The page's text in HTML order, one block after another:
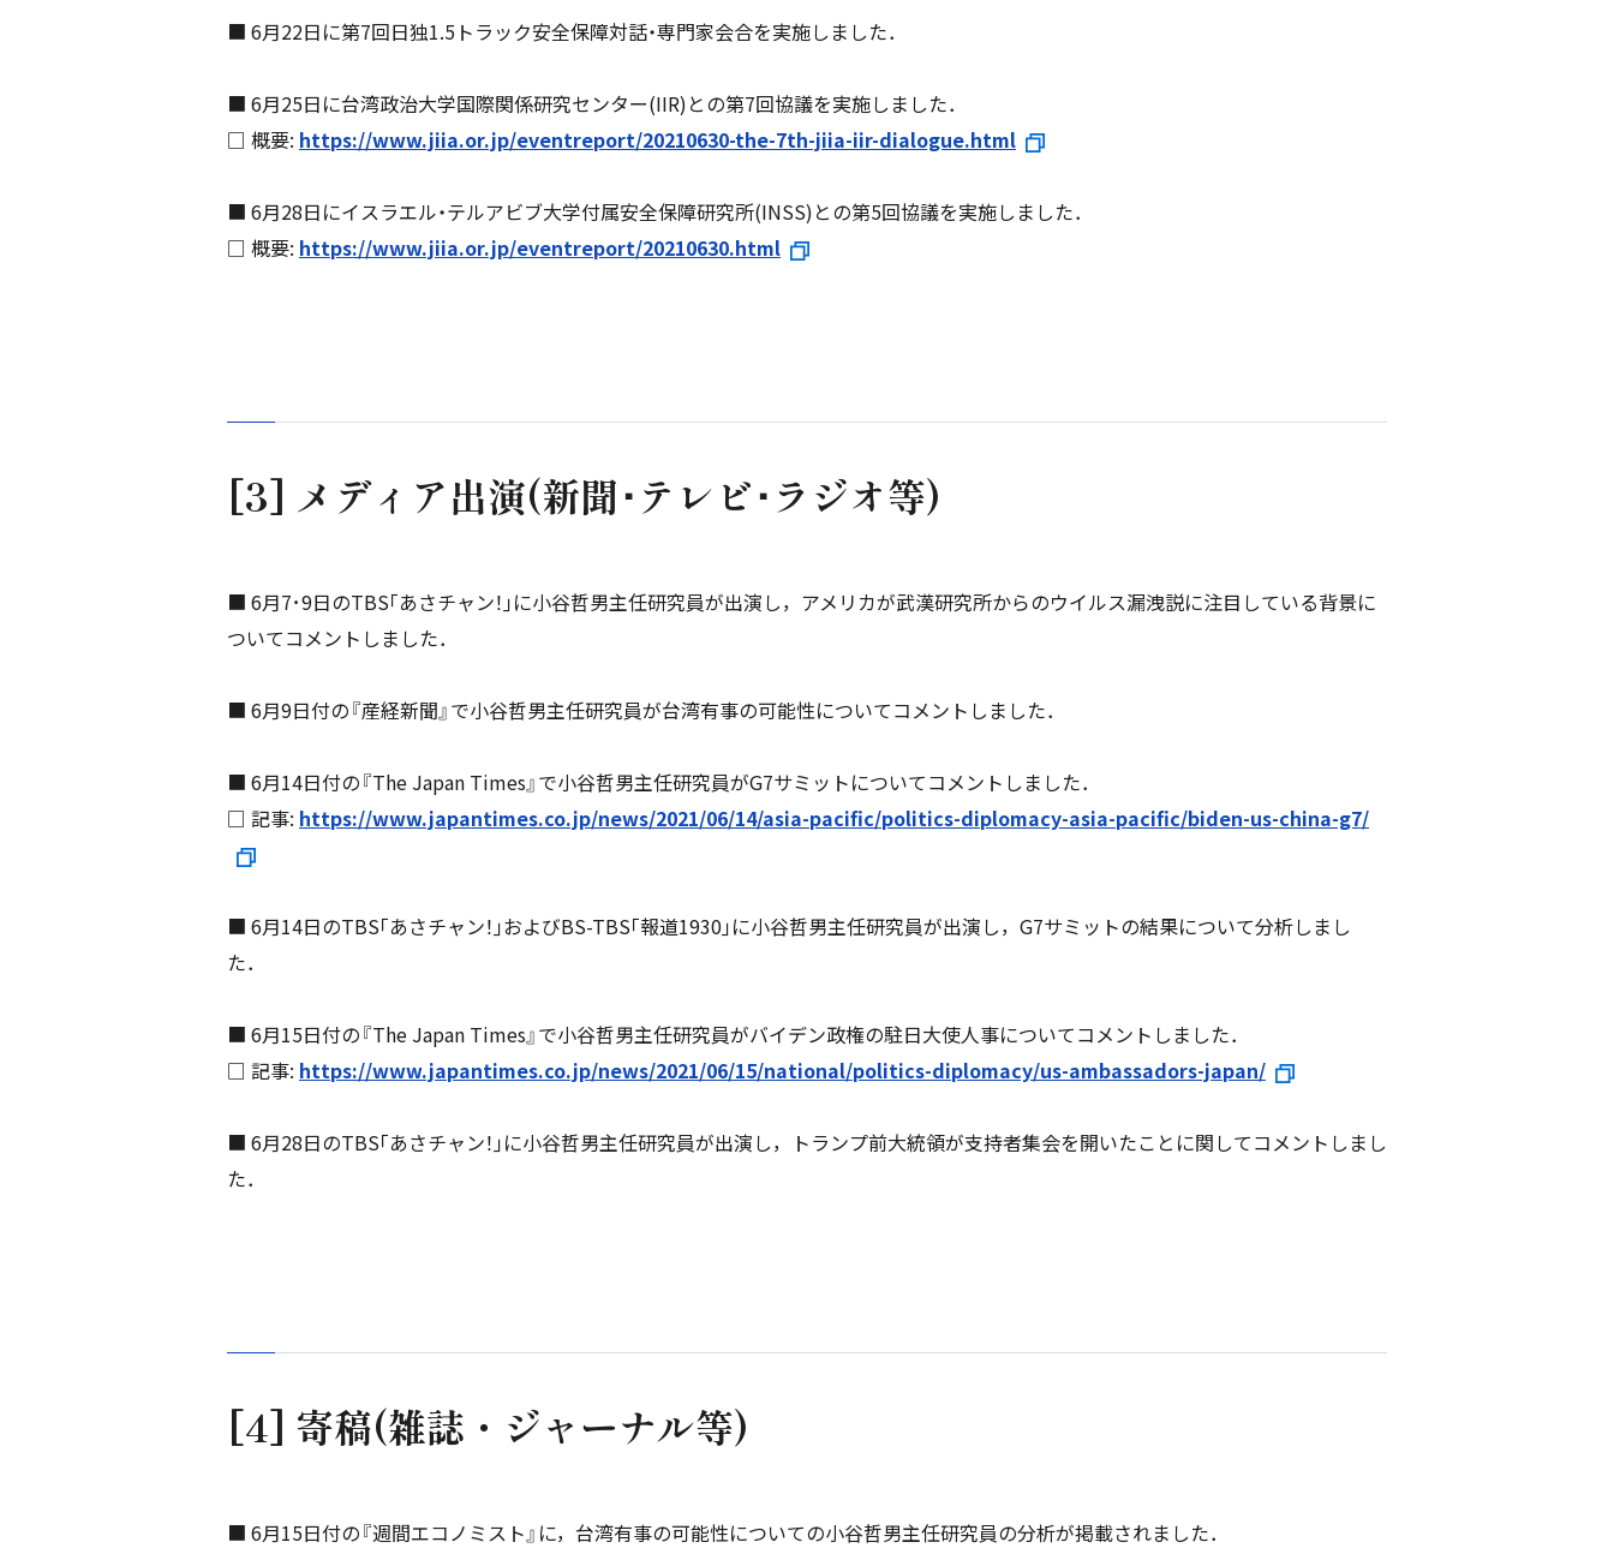
■ 6月22日に第7回日独1.5トラック安全保障対話・専門家会合を実施しました．
■ 6月25日に台湾政治大学国際関係研究センター(IIR)との第7回協議を実施しました．
□ 概要: https://www.jiia.or.jp/eventreport/20210630-the-7th-jiia-iir-dialogue.html
■ 6月28日にイスラエル・テルアビブ大学付属安全保障研究所(INSS)との第5回協議を実施しました．
□ 概要: https://www.jiia.or.jp/eventreport/20210630.html
[3] メディア出演(新聞･テレビ･ラジオ等)
■ 6月7･9日のTBS｢あさチャン！｣に小谷哲男主任研究員が出演し，アメリカが武漢研究所からのウイルス漏洩説に注目している背景に
ついてコメントしました．
■ 6月9日付の『産経新聞』で小谷哲男主任研究員が台湾有事の可能性についてコメントしました．
■ 6月14日付の『The Japan Times』で小谷哲男主任研究員がG7サミットについてコメントしました．
□ 記事: https://www.japantimes.co.jp/news/2021/06/14/asia-pacific/politics-diplomacy-asia-pacific/biden-us-china-g7/
■ 6月14日のTBS｢あさチャン！｣およびBS-TBS｢報道1930｣に小谷哲男主任研究員が出演し，G7サミットの結果について分析しまし
た．
■ 6月15日付の『The Japan Times』で小谷哲男主任研究員がバイデン政権の駐日大使人事についてコメントしました．
□ 記事: https://www.japantimes.co.jp/news/2021/06/15/national/politics-diplomacy/us-ambassadors-japan/
■ 6月28日のTBS｢あさチャン！｣に小谷哲男主任研究員が出演し，トランプ前大統領が支持者集会を開いたことに関してコメントしまし
た．
[4] 寄稿(雑誌・ジャーナル等)
■ 6月15日付の『週間エコノミスト』に，台湾有事の可能性についての小谷哲男主任研究員の分析が掲載されました．